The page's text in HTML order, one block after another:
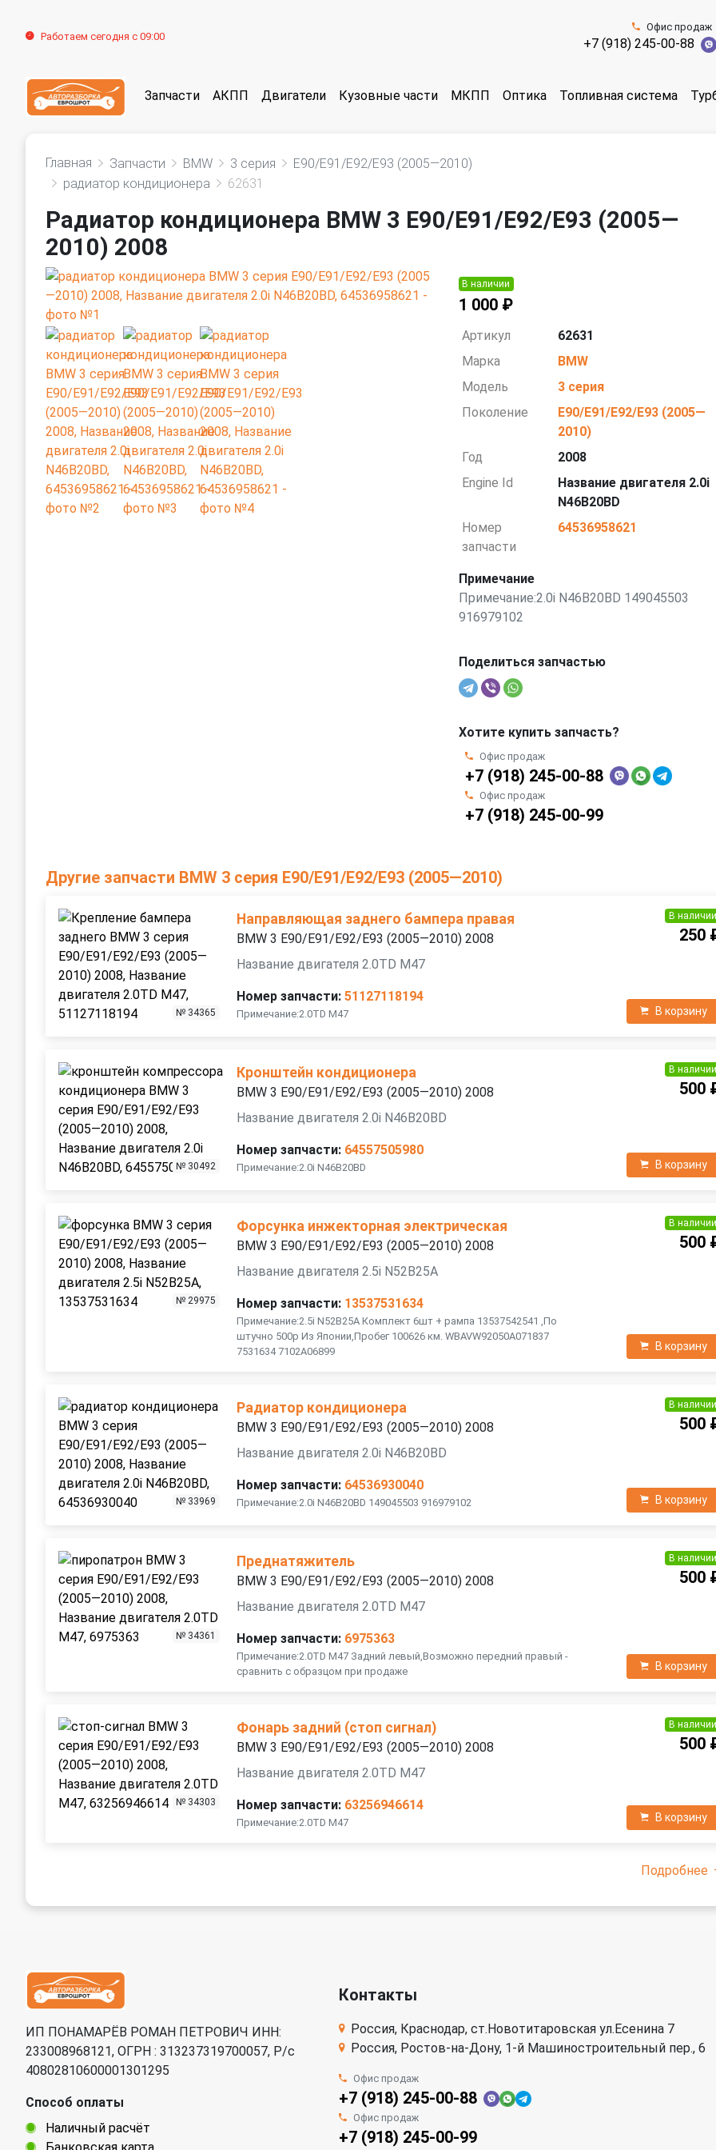
Работаем сегодня с 09:00
Офис продаж
+7 (918) 245-00-88
Запчасти АКПП Двигатели Кузовные части МКПП Оптика Топливная система
Главная Запчасти BMW 3 серия
E90/E91/E92/E93 (2005—2010)
радиатор кондиционера
62631
Радиатор кондиционера BMW 3 E90/E91/E92/E93 (2005—
2010) 2008
В наличии
1 000 ₽
Артикул
62631
Марка
BMW
Модель
3 серия
Поколение
E90/E91/E92/E93 (2005—
2010)
Год
2008
Engine Id
Название двигателя 2.0i
N46B20BD
Номер
запчасти
64536958621
Примечание
Примечание:2.0i N46B20BD 149045503
916979102
Поделиться запчастью
Хотите купить запчасть?
Офис продаж
+7 (918) 245-00-88
Офис продаж
+7 (918) 245-00-99
Другие запчасти BMW 3 серия E90/E91/E92/E93 (2005—2010)
№ 34365
Направляющая заднего бампера правая
BMW 3 E90/E91/E92/E93 (2005—2010) 2008
Название двигателя 2.0TD M47
Номер запчасти: 51127118194
Примечание:2.0TD M47
В наличии
250
В корзину
№ 30492
Кронштейн кондиционера
BMW 3 E90/E91/E92/E93 (2005—2010) 2008
Название двигателя 2.0i N46B20BD
Номер запчасти: 64557505980
Примечание:2.0i N46B20BD
В наличии
500
В корзину
№ 29975
Форсунка инжекторная электрическая
BMW 3 E90/E91/E92/E93 (2005—2010) 2008
Название двигателя 2.5i N52B25A
Номер запчасти: 13537531634
Примечание:2.5i N52B25A Комплект 6шт + рампа 13537542541 ,По
штучно 500р Из Японии,Пробег 100626 км. WBAVW92050A071837
7531634 7102A06899
В наличии
500
В корзину
№ 33969
Радиатор кондиционера
BMW 3 E90/E91/E92/E93 (2005—2010) 2008
Название двигателя 2.0i N46B20BD
Номер запчасти: 64536930040
Примечание:2.0i N46B20BD 149045503 916979102
В наличии
500
В корзину
№ 34361
Преднатяжитель
BMW 3 E90/E91/E92/E93 (2005—2010) 2008
Название двигателя 2.0TD M47
Номер запчасти: 6975363
Примечание:2.0TD M47 Задний левый,Возможно передний правый -
сравнить с образцом при продаже
В наличии
500
В корзину
№ 34303
Фонарь задний (стоп сигнал)
BMW 3 E90/E91/E92/E93 (2005—2010) 2008
Название двигателя 2.0TD M47
Номер запчасти: 63256946614
Примечание:2.0TD M47
В наличии
500
В корзину
Подробнее
ИП ПОНАМАРЁВ РОМАН ПЕТРОВИЧ ИНН:
233008968121, ОГРН : 313237319700057, Р/c
40802810600001301295
Способ оплаты
Наличный расчёт
Контакты
Россия, Краснодар, ст.Новотитаровская ул.Есенина 7
Россия, Ростов-на-Дону, 1-й Машиностроительный пер., 6
Офис продаж
+7 (918) 245-00-88
Офис продаж
+7 (918) 245-00-99